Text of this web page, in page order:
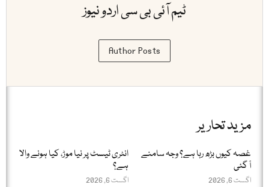
ٹیم آئی بی سی اردو نیوز
Author Posts
مزید تحاریر
غصہ کیوں بڑھ رہا ہے؟ وجہ سامنے
آ گئی
اگست 6, 2026
انٹری ٹیسٹ پر نیا موڑ، کیا ہونے والا
ہے؟
اگست 6, 2026